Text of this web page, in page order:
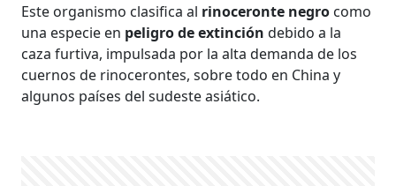
Este organismo clasifica al rinoceronte negro como
una especie en peligro de extinción debido a la
caza furtiva, impulsada por la alta demanda de los
cuernos de rinocerontes, sobre todo en China y
algunos países del sudeste asiático.